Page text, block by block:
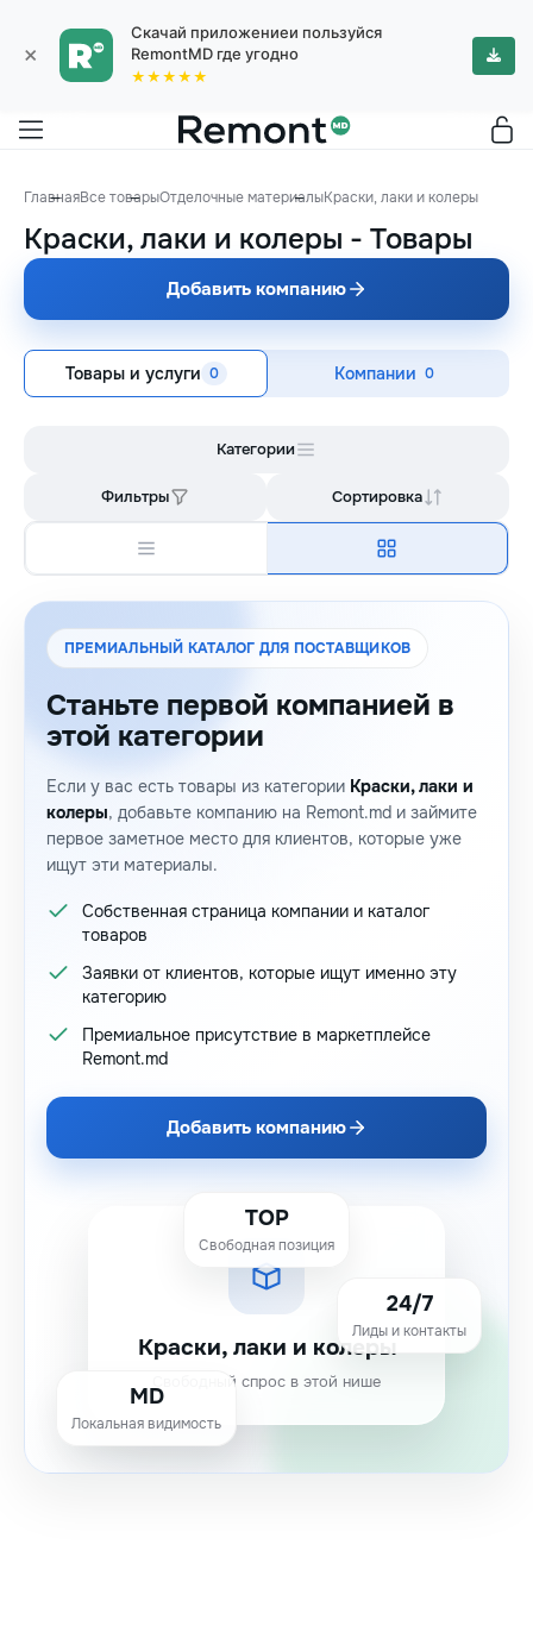
×
Скачай приложениеи пользуйся
RemontMD где угодно
★★★★★
ГлавнаяВсе товарыОтделочные материалыКраски, лаки и колеры
Краски, лаки и колеры - Товары
Добавить компанию
Товары и услуги 0 Компании 0
Категории
Фильтры Сортировка
ПРЕМИАЛЬНЫЙ КАТАЛОГ ДЛЯ ПОСТАВЩИКОВ
Станьте первой компанией в
этой категории
Если у вас есть товары из категории Краски, лаки и
колеры, добавьте компанию на Remont.md и займите
первое заметное место для клиентов, которые уже
ищут эти материалы.
Собственная страница компании и каталог
товаров
Заявки от клиентов, которые ищут именно эту
категорию
Премиальное присутствие в маркетплейсе
Remont.md
Добавить компанию
Краски, лаки и колеры
Свободный спрос в этой нише
TOP
Свободная позиция
24/7
Лиды и контакты
MD
Локальная видимость